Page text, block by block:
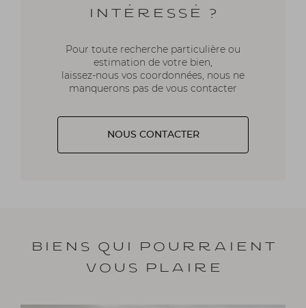
Intéressé ?
Pour toute recherche particulière ou
estimation de votre bien,
laissez-nous vos coordonnées, nous ne
manquerons pas de vous contacter
NOUS CONTACTER
Biens qui pourraient
vous plaire